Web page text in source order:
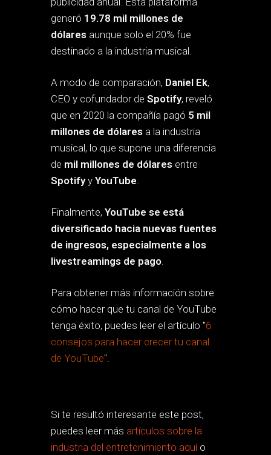
generó 19.78 mil millones de
dólares aunque solo el 20% fue
destinado a la industria musical.
A modo de comparación, Daniel Ek,
CEO y cofundador de Spotify, reveló
que en 2020 la compañía pagó 5 mil
millones de dólares a la industria
musical, lo que supone una diferencia
de mil millones de dólares entre
Spotifyy YouTube.
Finalmente, YouTube se está
diversificado hacia nuevas fuentes
de ingresos, especialmente a los
livestreamings de pago.
Para obtener más información sobre
cómo hacer que tu canal de YouTube
tenga éxito, puedes leer el artículo "6
consejos para hacer crecer tu canal
de YouTube".
Si te resultó interesante este post,
puedes leer más artículos sobre la
industria del entretenimiento aquío